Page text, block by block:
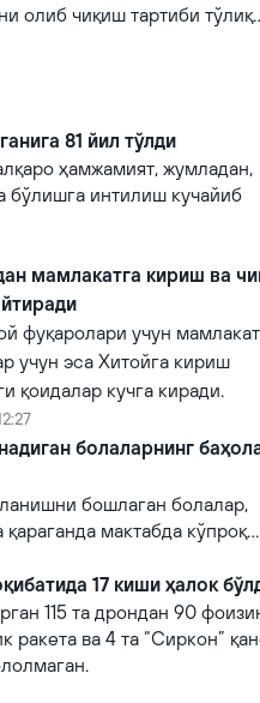
олиб чиқиш тартиби тўлиқ
81 йил тўлди
ҳамжамият, жумладан,
бўлишга интилиш кучайиб
мамлакатга кириш ва
фуқаролари учун
учун эса Хитойга кириш
қоидалар кучга киради.
болаларнинг
бошлаган болалар,
мактабда кўпроқ
17 киши ҳалок
115 та дрондан 90
ракета ва 4 та “Сиркон”